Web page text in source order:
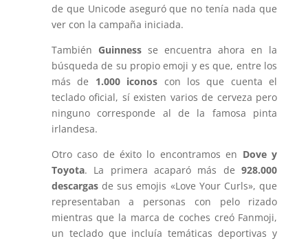
de que Unicode aseguró que no tenía nada que
ver con la campaña iniciada.
También Guinnessse encuentra ahora en la
búsqueda de su propio emoji y es que, entre los
más de 1.000 iconos con los que cuenta el
teclado oficial, sí existen varios de cerveza pero
ninguno corresponde al de la famosa pinta
irlandesa.
Otro caso de éxito lo encontramos en Dove y
Toyota. La primera acaparó más de928.000
descargasde sus emojis «Love Your Curls», que
representaban a personas con pelo rizado
mientras que la marca de coches creó Fanmoji,
un teclado que incluía temáticas deportivas y